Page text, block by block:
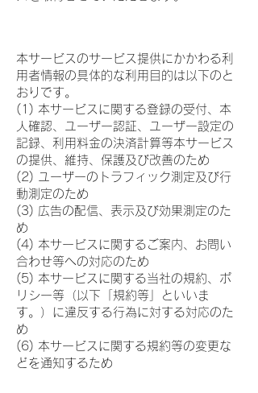
本サービスのサービス提供にかかわる利
用者情報の具体的な利用目的は以下のと
おりです。
(1) 本サービスに関する登録の受付、本
人確認、ユーザー認証、ユーザー設定の
記録、利用料金の決済計算等本サービス
の提供、維持、保護及び改善のため
(2) ユーザーのトラフィック測定及び行
動測定のため
(3) 広告の配信、表示及び効果測定のた
め
(4) 本サービスに関するご案内、お問い
合わせ等への対応のため
(5) 本サービスに関する当社の規約、ポ
リシー等（以下「規約等」といいま
す。）に違反する行為に対する対応のた
め
(6) 本サービスに関する規約等の変更な
どを通知するため